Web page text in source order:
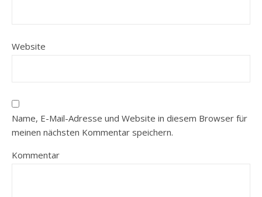
Website
Name, E-Mail-Adresse und Website in diesem Browser für
meinen nächsten Kommentar speichern.
Kommentar